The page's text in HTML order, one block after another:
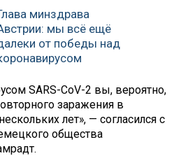
минздрава
мы всё ещё
от победы над
SARS-CoV-2 вы, вероятно,
заражения в
лет», — согласился с
общества